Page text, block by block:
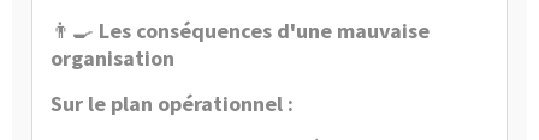
👨‍🍳 Les conséquences d'une mauvaise
organisation
Sur le plan opérationnel :